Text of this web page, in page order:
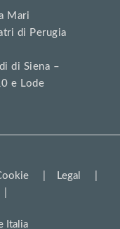
Mari
di Perugia
di Siena –
e Lode
Legal
Italia